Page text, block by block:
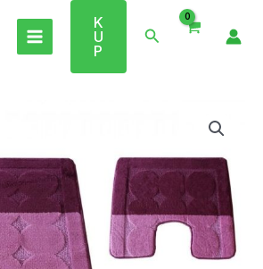
K
U
P
Szukaj